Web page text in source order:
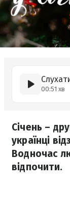
00:51 хв
Січень –
українці
Водночас
відпочити.